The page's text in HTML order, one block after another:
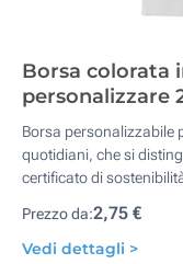
Borsa colorata
personalizzare
Borsa personalizzabile
quotidiani, che si
certificato di
Prezzo da:2,75 €
Vedi dettagli >